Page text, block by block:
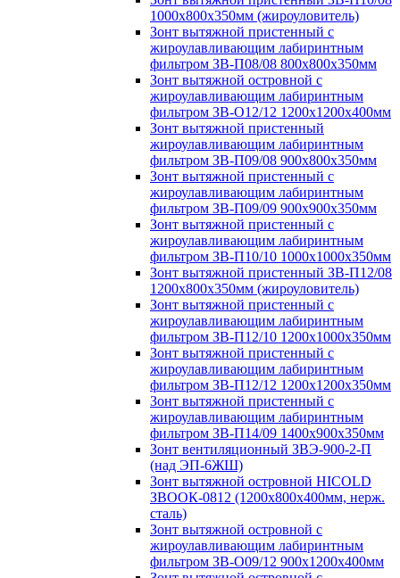
1000х800х350мм (жироуловитель)
Зонт вытяжной пристенный с
жироулавливающим лабиринтным
фильтром ЗВ-П08/08 800х800х350мм
Зонт вытяжной островной с
жироулавливающим лабиринтным
фильтром ЗВ-О12/12 1200х1200х400мм
Зонт вытяжной пристенный
жироулавливающим лабиринтным
фильтром ЗВ-П09/08 900х800х350мм
Зонт вытяжной пристенный с
жироулавливающим лабиринтным
фильтром ЗВ-П09/09 900х900х350мм
Зонт вытяжной пристенный с
жироулавливающим лабиринтным
фильтром ЗВ-П10/10 1000х1000х350мм
Зонт вытяжной пристенный ЗВ-П12/08
1200х800х350мм (жироуловитель)
Зонт вытяжной пристенный с
жироулавливающим лабиринтным
фильтром ЗВ-П12/10 1200х1000х350мм
Зонт вытяжной пристенный с
жироулавливающим лабиринтным
фильтром ЗВ-П12/12 1200х1200х350мм
Зонт вытяжной пристенный с
жироулавливающим лабиринтным
фильтром ЗВ-П14/09 1400х900х350мм
Зонт вентиляционный ЗВЭ-900-2-П
(над ЭП-6ЖШ)
Зонт вытяжной островной HICOLD
ЗВООК-0812 (1200х800x400мм, нерж.
сталь)
Зонт вытяжной островной с
жироулавливающим лабиринтным
фильтром ЗВ-О09/12 900х1200х400мм